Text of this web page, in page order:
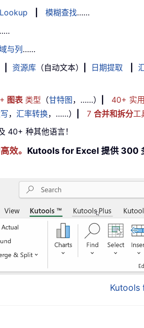
模糊查找……
与列 ……
资源库 （自动文本） 日期提取
图表类型 （甘特图 ，……） 40+ 实用
， 汇率转换，……） 7 合并和拆分工
40+ 种其他语言！
效。 Kutools for Excel 提供 300
Kutools